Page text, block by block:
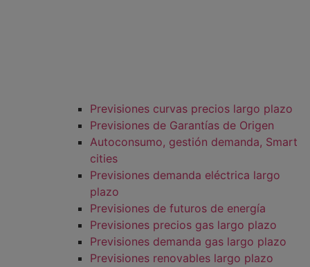
Previsiones curvas precios largo plazo
Previsiones de Garantías de Origen
Autoconsumo, gestión demanda, Smart
cities
Previsiones demanda eléctrica largo
plazo
Previsiones de futuros de energía
Previsiones precios gas largo plazo
Previsiones demanda gas largo plazo
Previsiones renovables largo plazo